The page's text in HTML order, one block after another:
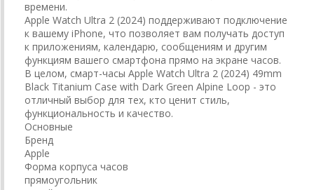
времени.
Apple Watch Ultra 2 (2024) поддерживают подключение
к вашему iPhone, что позволяет вам получать доступ
к приложениям, календарю, сообщениям и другим
функциям вашего смартфона прямо на экране часов.
В целом, смарт-часы Apple Watch Ultra 2 (2024) 49mm
Black Titanium Case with Dark Green Alpine Loop - это
отличный выбор для тех, кто ценит стиль,
функциональность и качество.
Основные
Бренд
Apple
Форма корпуса часов
прямоугольник